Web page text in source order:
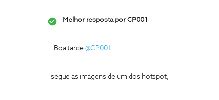
Melhor resposta porCP001
Boa tarde @CP001
segue as imagens de um dos hotspot,